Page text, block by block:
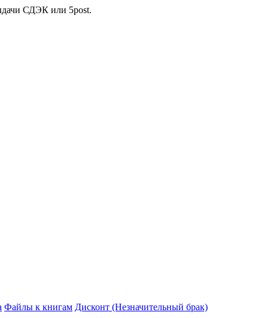
СДЭК или 5post.
Файлы к книгам Дисконт (Незначительный брак)